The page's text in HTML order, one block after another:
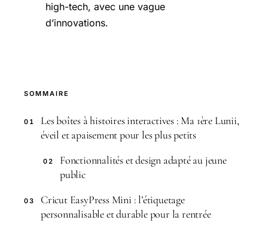
high-tech, avec une vague
d’innovations.
SOMMAIRE
01
Les boîtes à histoires interactives : Ma 1ère Lunii,
éveil et apaisement pour les plus petits
02
Fonctionnalités et design adapté au jeune
public
03
Cricut EasyPress Mini : l’étiquetage
personnalisable et durable pour la rentrée